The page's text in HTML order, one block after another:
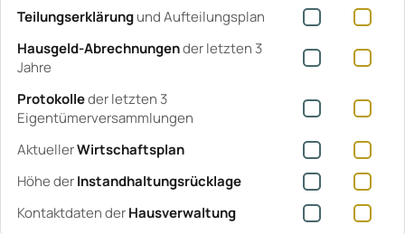
Teilungserklärungund Aufteilungsplan
Hausgeld-Abrechnungender letzten 3
Jahre
Protokolleder letzten 3
Eigentümerversammlungen
AktuellerWirtschaftsplan
Höhe derInstandhaltungsrücklage
Kontaktdaten derHausverwaltung